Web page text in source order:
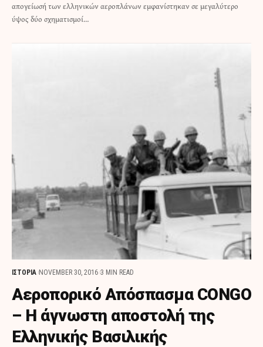
απογείωσή των ελληνικών αεροπλάνων εμφανίστηκαν σε μεγαλύτερο
ύψος δύο σχηματισμοί…
ΙΣΤΟΡΙΑ NOVEMBER 30, 2016 3 MIN READ
Αεροπορικό Απόσπασμα CONGO
– Η άγνωστη αποστολή της
Ελληνικής Βασιλικής